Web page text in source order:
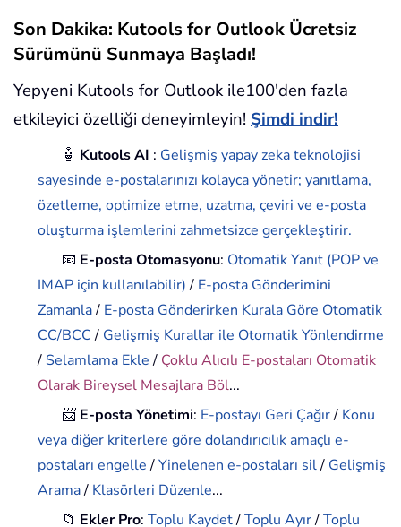
Son Dakika: Kutools for Outlook Ücretsiz
Sürümünü Sunmaya Başladı!
Yepyeni Kutools for Outlook ile100'den fazla
etkileyici özelliği deneyimleyin! Şimdi indir!
🤖 Kutools AI : Gelişmiş yapay zeka teknolojisi
sayesinde e-postalarınızı kolayca yönetir; yanıtlama,
özetleme, optimize etme, uzatma, çeviri ve e-posta
oluşturma işlemlerini zahmetsizce gerçekleştirir.
📧 E-posta Otomasyonu: Otomatik Yanıt (POP ve
IMAP için kullanılabilir)/ E-posta Gönderimini
Zamanla/ E-posta Gönderirken Kurala Göre Otomatik
CC/BCC/ Gelişmiş Kurallar ile Otomatik Yönlendirme
/ Selamlama Ekle/ Çoklu Alıcılı E-postaları Otomatik
Olarak Bireysel Mesajlara Böl...
📨 E-posta Yönetimi: E-postayı Geri Çağır/ Konu
veya diğer kriterlere göre dolandırıcılık amaçlı e-
postaları engelle/Yinelenen e-postaları sil/ Gelişmiş
Arama/ Klasörleri Düzenle...
📁 Ekler Pro:Toplu Kaydet/Toplu Ayır/Toplu